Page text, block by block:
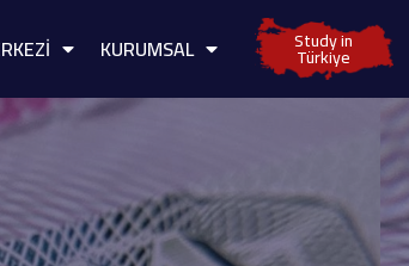
KURUMSAL Study in
Türkiye